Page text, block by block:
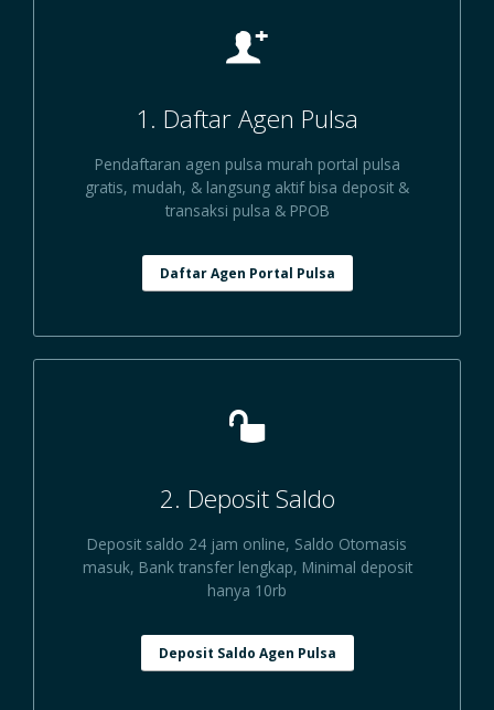
1. Daftar Agen Pulsa
Pendaftaran agen pulsa murah portal pulsa
gratis, mudah, & langsung aktif bisa deposit &
transaksi pulsa & PPOB
Daftar Agen Portal Pulsa
2. Deposit Saldo
Deposit saldo 24 jam online, Saldo Otomasis
masuk, Bank transfer lengkap, Minimal deposit
hanya 10rb
Deposit Saldo Agen Pulsa